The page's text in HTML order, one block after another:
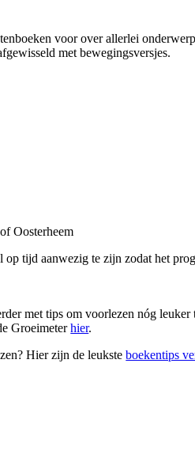
voor over allerlei
met bewegingsversjes.
Oosterheem
tijd aanwezig te zijn zodat het
met tips om voorlezen nóg leuker
Groeimeterhier.
Hier zijn de leuksteboekentips